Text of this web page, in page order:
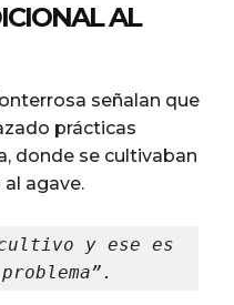
AL
señalan que
prácticas
donde se cultivaban
agave.
y ese es